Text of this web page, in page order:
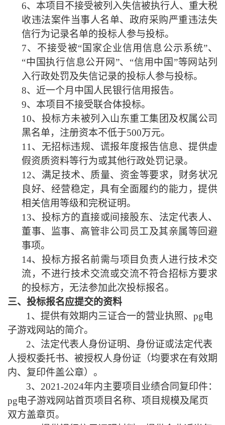
6、本项目不接受被列入失信被执行人、重大税
收违法案件当事人名单、政府采购严重违法失
信行为记录名单的投标人参与投标。
7、不接受被“国家企业信用信息公示系统”、
“中国执行信息公开网”、“信用中国”等网站列
入行政处罚及失信记录的投标人参与投标。
8、近一个月中国人民银行信用报告。
9、本项目不接受联合体投标。
10、投标方未被列入山东重工集团及权属公司
黑名单，注册资本不低于500万元。
11、无招标违规、谎报年度报告信息、提供虚
假资质资料等行为或其他行政处罚记录。
12、满足技术、质量、资金等要求，财务状况
良好、经营稳定，具有全面履约的能力，提供
相关信用等级和完税证明。
13、 投标方的直接或间接股东、法定代表人、
董事、监事、高管非公司员工及其亲属等回避
事项。
14、 投标方报名前需与项目负责人进行技术交
流，不进行技术交流或交流不符合招标方要求
的投标方，无法参加此次投标报名。
三、投标报名应提交的资料
1、提供有效期内三证合一的营业执照、pg电
子游戏网站的简介。
2、法定代表人身份证明、身份证或法定代表
人授权委托书、被授权人身份证（均要求在有效期
内、复印件盖公章）。
3、 2021-2024年内主要项目业绩合同复印件：
pg电子游戏网站首页项目名称、项目规模及尾页
双方盖章页。